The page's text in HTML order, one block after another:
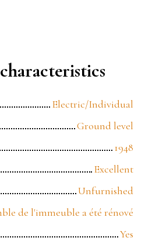
Electric/Individual
Ground level
1948
Excellent
Unfurnished
de l'immeuble a été rénové
Yes